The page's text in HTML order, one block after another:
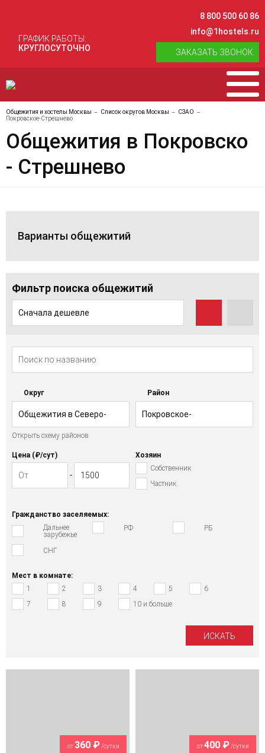
ГРАФИК РАБОТЫ:
КРУГЛОСУТОЧНО
8 800 500 60 86
info@1hostels.ru
ЗАКАЗАТЬ ЗВОНОК
Общежития и хостелы Москвы Список округов Москвы
СЗАО
Покровское-Стрешнево
Общежития в Покровско
- Стрешнево
Варианты общежитий
Фильтр поиска общежитий
Сначала дешевле
Округ
Общежития в Северо-
Западном АО
Открыть схему районов
Район
Покровское-
Цена (₽/cут)
Хозяин
Собственник
Частник
Гражданство заселяемых:
Дальнее
зарубежье
РФ РБ
СНГ
Мест в комнате:
1
2 3 4 5
6
7
8 9 10 и больше
от 360 ₽/сутки от400 ₽/сутки